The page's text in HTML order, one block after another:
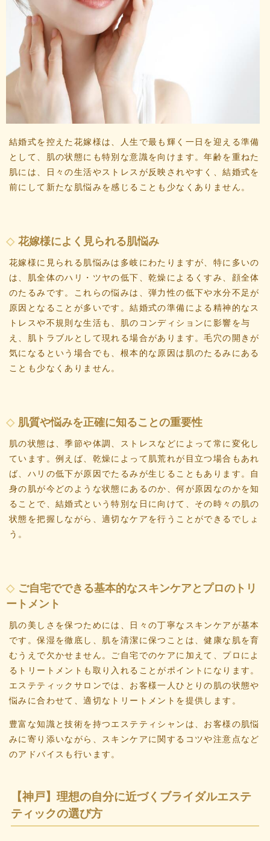
結婚式を控えた花嫁様は、人生で最も輝く一日を迎える準備
として、肌の状態にも特別な意識を向けます。年齢を重ねた
肌には、日々の生活やストレスが反映されやすく、結婚式を
前にして新たな肌悩みを感じることも少なくありません。
花嫁様によく見られる肌悩み
花嫁様に見られる肌悩みは多岐にわたりますが、特に多いの
は、肌全体のハリ・ツヤの低下、乾燥によるくすみ、顔全体
のたるみです。これらの悩みは、弾力性の低下や水分不足が
原因となることが多いです。結婚式の準備による精神的なス
トレスや不規則な生活も、肌のコンディションに影響を与
え、肌トラブルとして現れる場合があります。毛穴の開きが
気になるという場合でも、根本的な原因は肌のたるみにある
ことも少なくありません。
肌質や悩みを正確に知ることの重要性
肌の状態は、季節や体調、ストレスなどによって常に変化し
ています。例えば、乾燥によって肌荒れが目立つ場合もあれ
ば、ハリの低下が原因でたるみが生じることもあります。自
身の肌が今どのような状態にあるのか、何が原因なのかを知
ることで、結婚式という特別な日に向けて、その時々の肌の
状態を把握しながら、適切なケアを行うことができるでしょ
う。
ご自宅でできる基本的なスキンケアとプロのトリ
ートメント
肌の美しさを保つためには、日々の丁寧なスキンケアが基本
です。保湿を徹底し、肌を清潔に保つことは、健康な肌を育
むうえで欠かせません。ご自宅でのケアに加えて、プロによ
るトリートメントも取り入れることがポイントになります。
エステティックサロンでは、お客様一人ひとりの肌の状態や
悩みに合わせて、適切なトリートメントを提供します。
豊富な知識と技術を持つエステティシャンは、お客様の肌悩
みに寄り添いながら、スキンケアに関するコツや注意点など
のアドバイスも行います。
【神戸】理想の自分に近づくブライダルエステ
ティックの選び方